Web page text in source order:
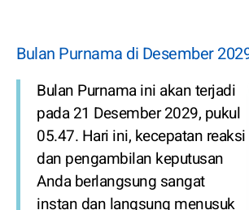
Bulan Purnama di Desember
Bulan Purnama ini akan terjadi
pada 21 Desember 2029, pukul
05.47. Hari ini, kecepatan reaksi
dan pengambilan keputusan
Anda berlangsung sangat
instan dan langsung menusuk